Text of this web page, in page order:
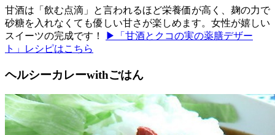
甘酒は「飲む点滴」と言われるほど栄養価が高く、麹の力で
砂糖を入れなくても優しい甘さが楽しめます。女性が嬉しい
スイーツの完成です！
▶「甘酒とクコの実の薬膳デザー
ト」レシピはこちら
ヘルシーカレーwithごはん